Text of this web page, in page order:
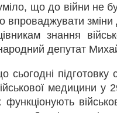
що до війни не
впроваджувати
знання
депутат
сьогодні
медицини
функціонують